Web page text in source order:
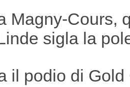
Magny-Cours,
sigla la
il podio di